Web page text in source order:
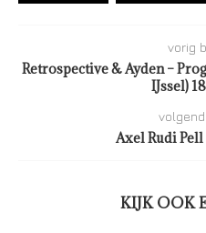
vorig
Retrospective & Ayden –
IJssel)
Axel Rudi
KIJK OOK